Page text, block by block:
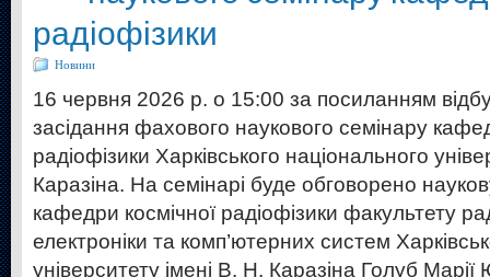
радіофізики
Новини
16 червня 2026 р. о 15:00 за посиланням
засідання фахового наукового семінару
радіофізики Харківського національного
Каразіна. На семінарі буде обговорено
кафедри космічної радіофізики факультету
електроніки та комп’ютерних систем
університету імені В. Н. Каразіна Голуб Марії